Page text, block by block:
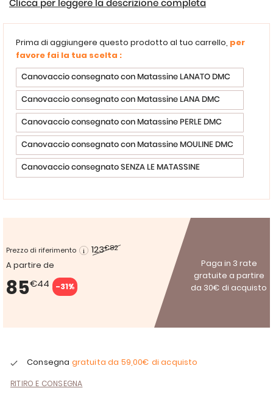
Clicca per leggere la descrizione completa
Prima di aggiungere questo prodotto al tuo carrello, per
favore fai la tua scelta :
Canovaccio consegnato con Matassine LANATO DMC
Canovaccio consegnato con Matassine LANA DMC
Canovaccio consegnato con Matassine PERLE DMC
Canovaccio consegnato con Matassine MOULINE DMC
Canovaccio consegnato SENZA LE MATASSINE
Prezzo di riferimento 123€82
A partire de
85€44 -31%
Paga in 3 rate
gratuite a partire
da 30€ di acquisto
Consegna gratuita da 59,00€ di acquisto
RITIRO E CONSEGNA